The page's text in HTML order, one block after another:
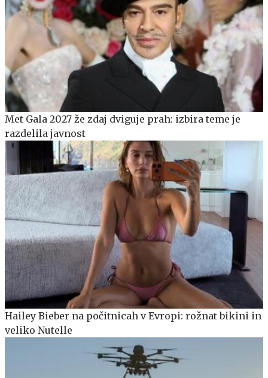
Met Gala 2027 že zdaj dviguje prah: izbira teme je
razdelila javnost
Hailey Bieber na počitnicah v Evropi: rožnat bikini in
veliko Nutelle